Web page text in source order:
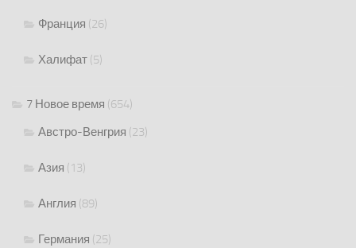
Франция (26)
Халифат (5)
7 Новое время (654)
Австро-Венгрия (23)
Азия (13)
Англия (89)
Германия (25)